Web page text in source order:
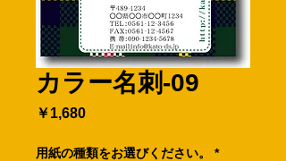
カラー名刺-09
￥1,680価
用紙の種類をお選びください。 *